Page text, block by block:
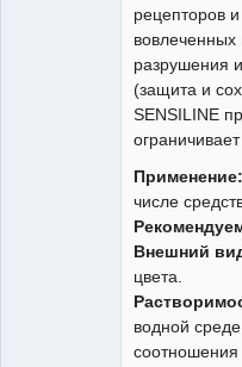
рецепторов
вовлеченных
разрушения
(защита и
SENSILINE
Применение:
числе
Внешний
цвета.
водной
соотношения